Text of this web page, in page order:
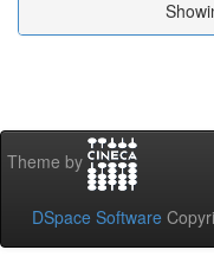
Theme by
DSpace Software